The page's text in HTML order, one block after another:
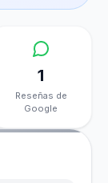
1
Reseñas de
Google